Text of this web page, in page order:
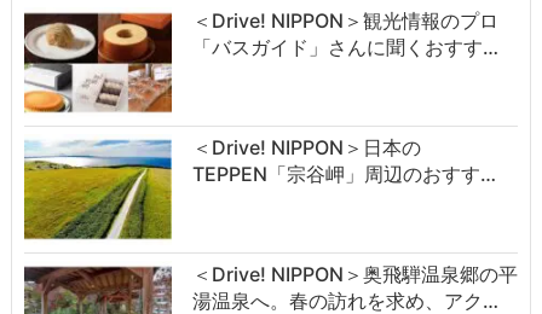
＜Drive! NIPPON＞観光情報のプロ
「バスガイド」さんに聞くおすす…
＜Drive! NIPPON＞日本の
TEPPEN「宗谷岬」周辺のおすす…
＜Drive! NIPPON＞奥飛騨温泉郷の平
湯温泉へ。春の訪れを求め、アク…